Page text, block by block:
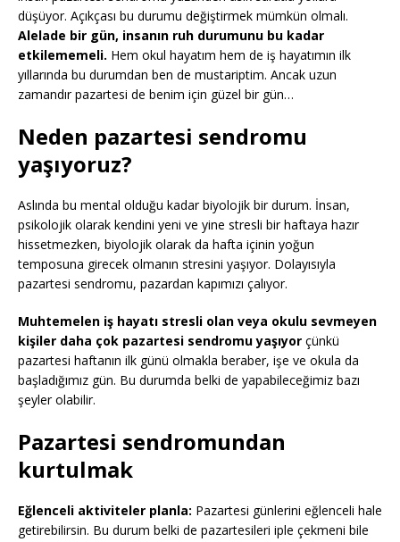
düşüyor. Açıkçası bu durumu değiştirmek mümkün olmalı.
Alelade bir gün, insanın ruh durumunu bu kadar
etkilememeli. Hem okul hayatım hem de iş hayatımın ilk
yıllarında bu durumdan ben de mustariptim. Ancak uzun
zamandır pazartesi de benim için güzel bir gün…
Neden pazartesi sendromu
yaşıyoruz?
Aslında bu mental olduğu kadar biyolojik bir durum. İnsan,
psikolojik olarak kendini yeni ve yine stresli bir haftaya hazır
hissetmezken, biyolojik olarak da hafta içinin yoğun
temposuna girecek olmanın stresini yaşıyor. Dolayısıyla
pazartesi sendromu, pazardan kapımızı çalıyor.
Muhtemelen iş hayatı stresli olan veya okulu sevmeyen
kişiler daha çok pazartesi sendromu yaşıyor çünkü
pazartesi haftanın ilk günü olmakla beraber, işe ve okula da
başladığımız gün. Bu durumda belki de yapabileceğimiz bazı
şeyler olabilir.
Pazartesi sendromundan
kurtulmak
Eğlenceli aktiviteler planla: Pazartesi günlerini eğlenceli hale
getirebilirsin. Bu durum belki de pazartesileri iple çekmeni bile